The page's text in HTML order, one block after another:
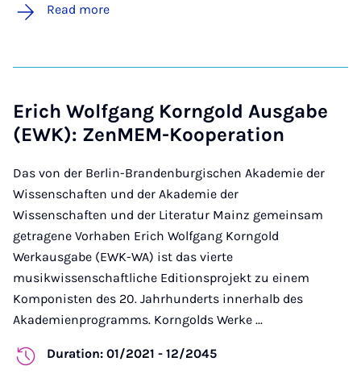
Read more
Erich Wolfgang Korngold Ausgabe
(EWK): ZenMEM-Kooperation
Das von der Berlin-Brandenburgischen Akademie der
Wissenschaften und der Akademie der
Wissenschaften und der Literatur Mainz gemeinsam
getragene Vorhaben Erich Wolfgang Korngold
Werkausgabe (EWK-WA) ist das vierte
musikwissenschaftliche Editionsprojekt zu einem
Komponisten des 20. Jahrhunderts innerhalb des
Akademienprogramms. Korngolds Werke ...
Duration: 01/2021 - 12/2045